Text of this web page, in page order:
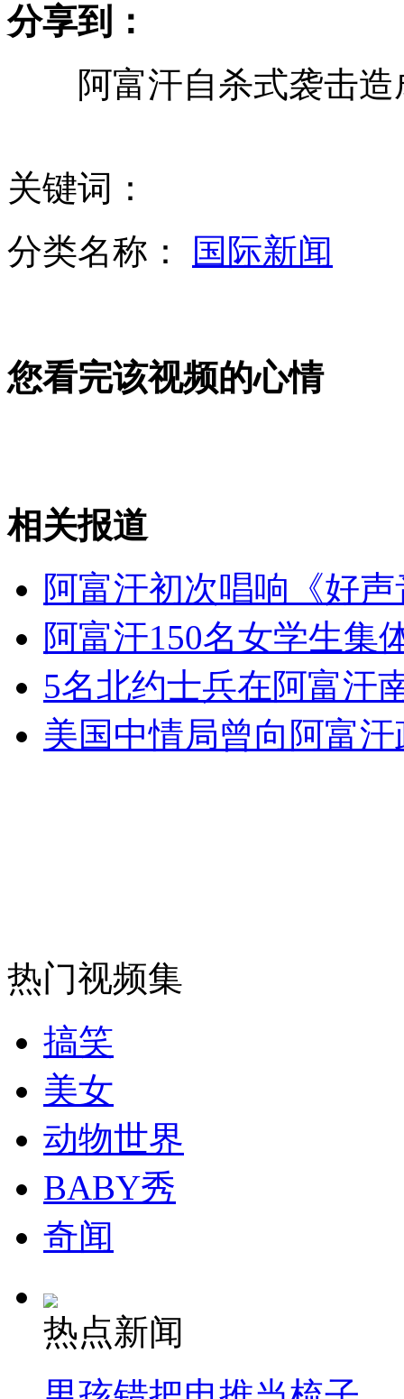
男子吸毒产生幻觉劫持女友
记者调查:买房换西班牙居留权? 没那么简单!
长春5家医院参与救治火灾伤员 已有70人入院
临近高考 关注别样的高三"最后一课"
山西运城恶犬咬伤多人 警民合力深夜将其击毙
女孩北京地铁殴打老人 痛下狠手拳打脚踢
无痛分娩是否安全 医生回应
外交部：反对强权政治霸凌主义
走！跟着总书记去植树
消防员救轻生者
司机酒驾遇交警 急速倒车逃窜
分享到：
阿富汗自杀式袭击造
关键词：
分类名称：
国际新闻
您看完该视频的心情
相关报道
阿富汗初次唱响《好
阿富汗150名女学生集
5名北约士兵在阿富汗
美国中情局曾向阿富
热门视频集
搞笑
美女
动物世界
BABY秀
奇闻
热点新闻